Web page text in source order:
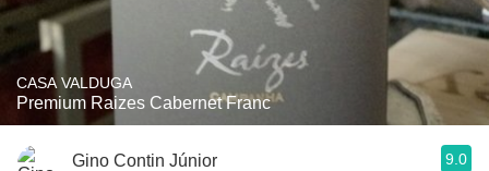
CASA VALDUGA
Premium Raizes Cabernet Franc
Gino Contin Júnior 9.0